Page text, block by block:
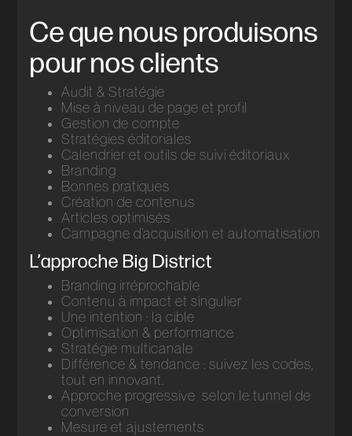
Ce que nous produisons
pour nos clients
Audit & Stratégie
Mise à niveau de page et profil
Gestion de compte
Stratégies éditoriales
Calendrier et outils de suivi éditoriaux
Branding
Bonnes pratiques
Création de contenus
Articles optimisés
Campagne d’acquisition et automatisation
L’approche Big District
Branding irréprochable
Contenu à impact et singulier
Une intention : la cible
Optimisation & performance
Stratégie multicanale
Différence & tendance : suivez les codes,
tout en innovant.
Approche progressive selon le tunnel de
conversion
Mesure et ajustements